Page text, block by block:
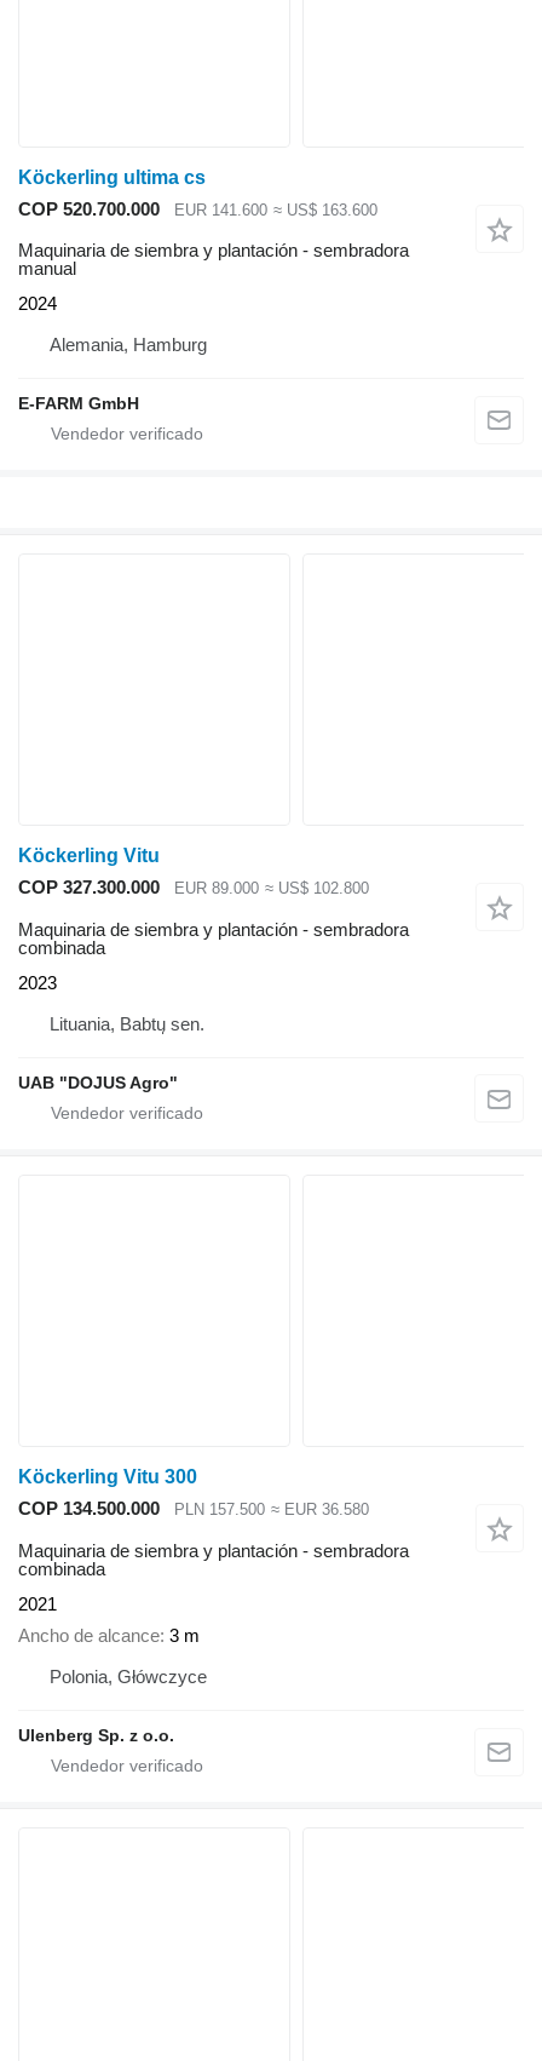
Köckerling ultima cs
COP 520.700.000
EUR 141.600 ≈ US$ 163.600
Maquinaria de siembra y plantación - sembradora
manual
2024
Alemania, Hamburg
E-FARM GmbH
Köckerling Vitu
COP 327.300.000
EUR 89.000 ≈ US$ 102.800
Maquinaria de siembra y plantación - sembradora
combinada
2023
Lituania, Babtų sen.
UAB "DOJUS Agro"
Köckerling Vitu 300
COP 134.500.000
PLN 157.500 ≈ EUR 36.580
Maquinaria de siembra y plantación - sembradora
combinada
2021
Ancho de alcance 3 m
Polonia, Główczyce
Ulenberg Sp. z o.o.